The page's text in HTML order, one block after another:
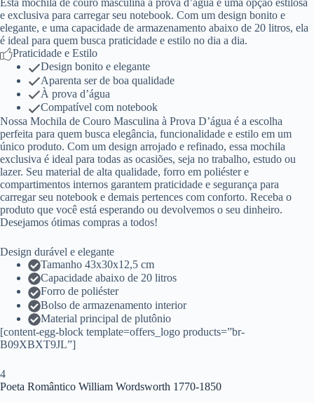
Esta mochila de couro masculina a prova d’água é uma opção estilosa
e exclusiva para carregar seu notebook. Com um design bonito e
elegante, e uma capacidade de armazenamento abaixo de 20 litros, ela
é ideal para quem busca praticidade e estilo no dia a dia.
Praticidade e Estilo
Design bonito e elegante
Aparenta ser de boa qualidade
À prova d’água
Compatível com notebook
Nossa Mochila de Couro Masculina à Prova D’água é a escolha
perfeita para quem busca elegância, funcionalidade e estilo em um
único produto. Com um design arrojado e refinado, essa mochila
exclusiva é ideal para todas as ocasiões, seja no trabalho, estudo ou
lazer. Seu material de alta qualidade, forro em poliéster e
compartimentos internos garantem praticidade e segurança para
carregar seu notebook e demais pertences com conforto. Receba o
produto que você está esperando ou devolvemos o seu dinheiro.
Desejamos ótimas compras a todos!
Design durável e elegante
Tamanho 43x30x12,5 cm
Capacidade abaixo de 20 litros
Forro de poliéster
Bolso de armazenamento interior
Material principal de plutônio
[content-egg-block template=offers_logo products=”br-
B09XBXT9JL”]
4
Poeta Romântico William Wordsworth 1770-1850